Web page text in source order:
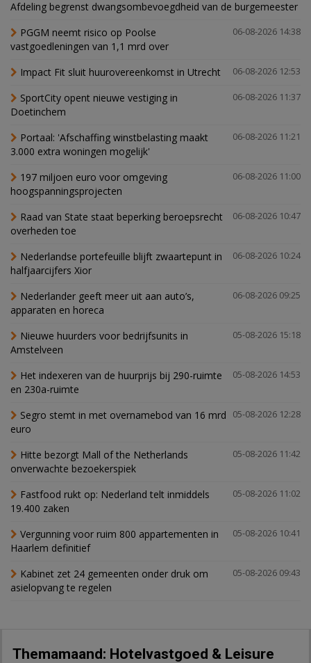
Afdeling begrenst dwangsombevoegdheid van de burgemeester
06-08-2026 14:38
PGGM neemt risico op Poolse
vastgoedleningen van 1,1 mrd over
06-08-2026 12:53
Impact Fit sluit huurovereenkomst in Utrecht
06-08-2026 11:37
SportCity opent nieuwe vestiging in
Doetinchem
06-08-2026 11:21
Portaal: 'Afschaffing winstbelasting maakt
3.000 extra woningen mogelijk'
06-08-2026 11:00
197 miljoen euro voor omgeving
hoogspanningsprojecten
06-08-2026 10:47
Raad van State staat beperking beroepsrecht
overheden toe
06-08-2026 10:24
Nederlandse portefeuille blijft zwaartepunt in
halfjaarcijfers Xior
06-08-2026 09:25
Nederlander geeft meer uit aan auto’s,
apparaten en horeca
05-08-2026 15:18
Nieuwe huurders voor bedrijfsunits in
Amstelveen
05-08-2026 14:53
Het indexeren van de huurprijs bij 290-ruimte
en 230a-ruimte
05-08-2026 12:28
Segro stemt in met overnamebod van 16 mrd
euro
05-08-2026 11:42
Hitte bezorgt Mall of the Netherlands
onverwachte bezoekerspiek
05-08-2026 11:02
Fastfood rukt op: Nederland telt inmiddels
19.400 zaken
05-08-2026 10:41
Vergunning voor ruim 800 appartementen in
Haarlem definitief
05-08-2026 09:43
Kabinet zet 24 gemeenten onder druk om
asielopvang te regelen
Themamaand: Hotelvastgoed & Leisure